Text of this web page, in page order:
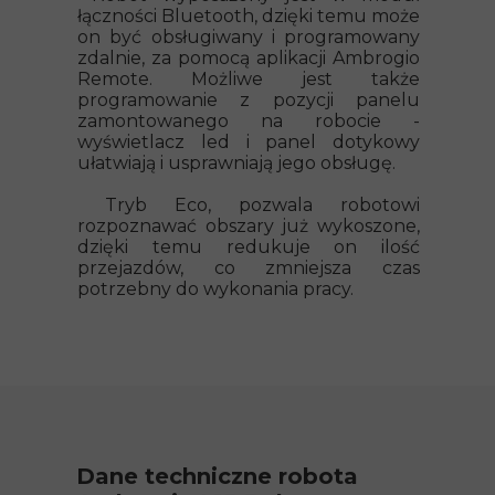
Dane techniczne robota
łączności Bluetooth, dzięki temu może
on być obsługiwany i programowany
zdalnie, za pomocą aplikacji Ambrogio
Remote. Możliwe jest także
programowanie z pozycji panelu
zamontowanego na robocie -
wyświetlacz led i panel dotykowy
ułatwiają i usprawniają jego obsługę.
Tryb Eco, pozwala robotowi
rozpoznawać obszary już wykoszone,
dzięki temu redukuje on ilość
przejazdów, co zmniejsza czas
potrzebny do wykonania pracy.